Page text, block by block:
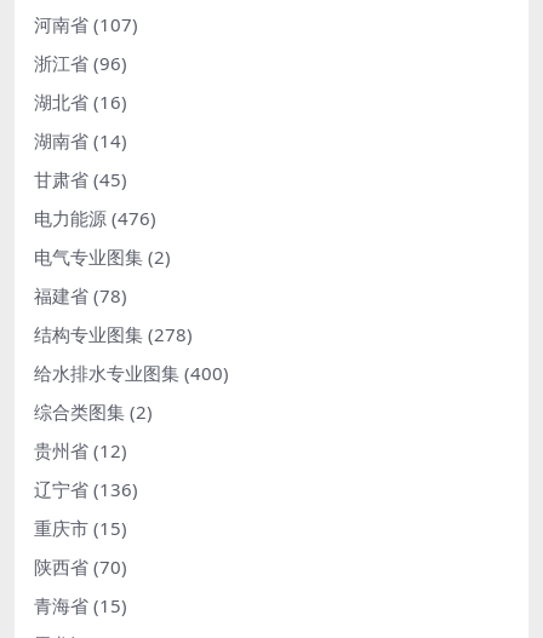
河南省 (107)
浙江省 (96)
湖北省 (16)
湖南省 (14)
甘肃省 (45)
电力能源 (476)
电气专业图集 (2)
福建省 (78)
结构专业图集 (278)
给水排水专业图集 (400)
综合类图集 (2)
贵州省 (12)
辽宁省 (136)
重庆市 (15)
陕西省 (70)
青海省 (15)